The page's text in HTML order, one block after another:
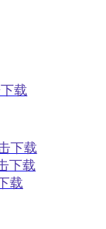
载
下载
下载
载